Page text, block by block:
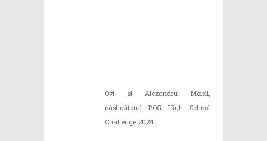
Ovi și Alexandru Moisii,
câștigătorul ROG High School
Challenge 2024